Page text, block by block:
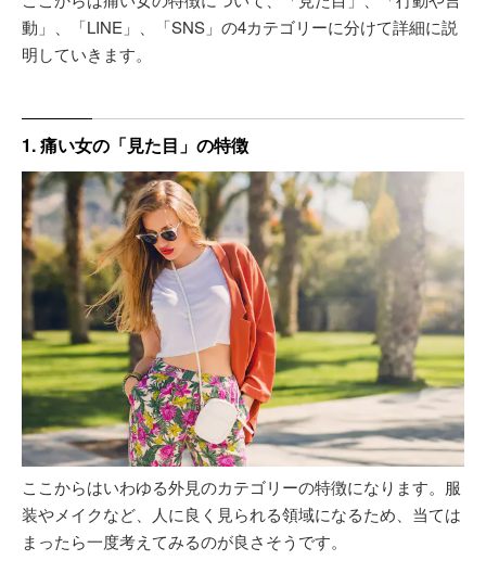
動」、「LINE」、「SNS」の4カテゴリーに分けて詳細に説
明していきます。
1. 痛い女の「見た目」の特徴
ここからはいわゆる外見のカテゴリーの特徴になります。服
装やメイクなど、人に良く見られる領域になるため、当ては
まったら一度考えてみるのが良さそうです。